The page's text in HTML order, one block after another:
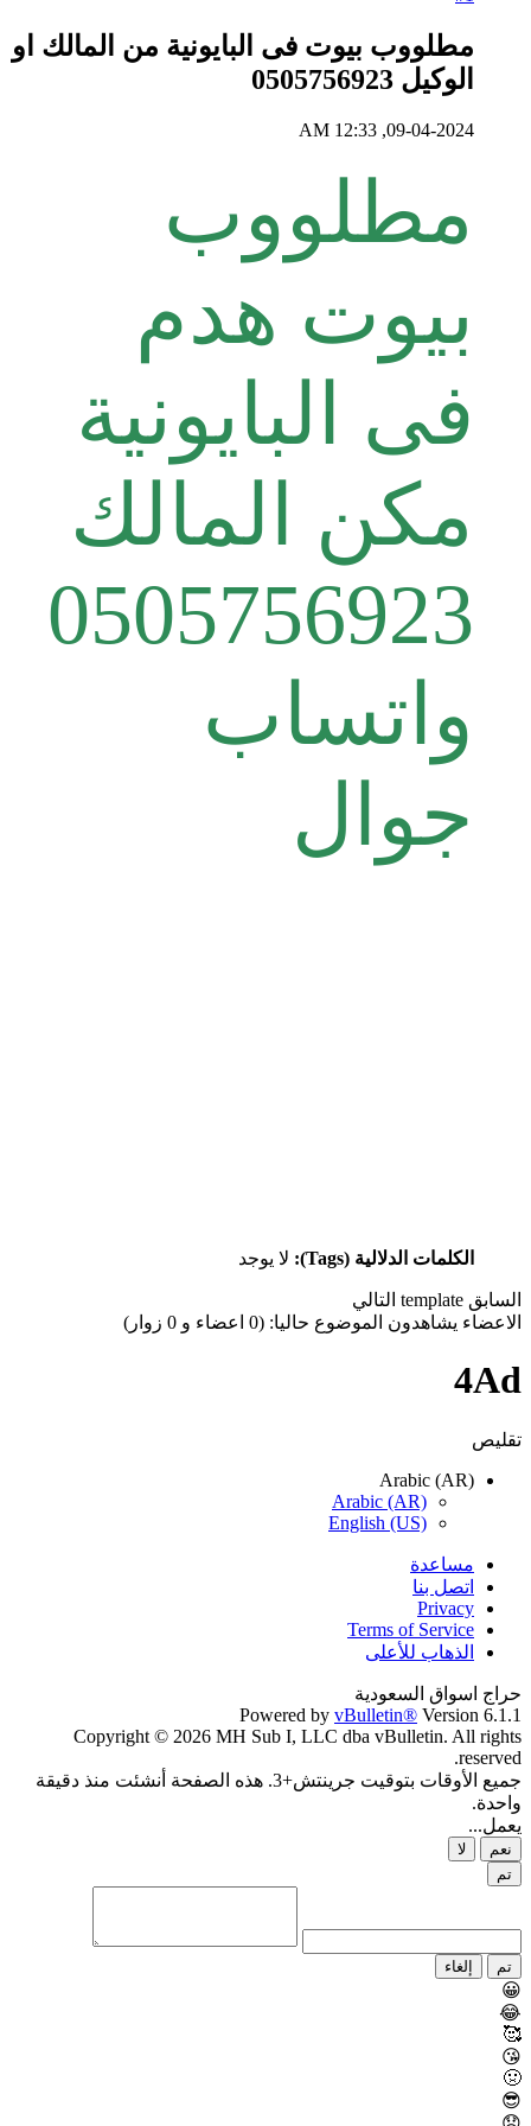
مطلووب بيوت فى البايونية من المالك او
الوكيل 0505756923
09-04-2024, 12:33 AM
مطلووب
بيوت هدم
فى البايونية
مكن المالك
0505756923
واتساب
جوال
الكلمات الدلالية (Tags): لا يوجد
السابق template التالي
الاعضاء يشاهدون الموضوع حاليا: (0 اعضاء و 0 زوار)
4Ad
تقليص
Arabic (AR)
Arabic (AR)
English (US)
مساعدة
اتصل بنا
Privacy
Terms of Service
الذهاب للأعلى
حراج اسواق السعودية
Powered by vBulletin® Version 6.1.1
Copyright © 2026 MH Sub I, LLC dba vBulletin. All rights
reserved.
جميع الأوقات بتوقيت جرينتش+3. هذه الصفحة أنشئت منذ دقيقة
واحدة.
يعمل...
نعم
لا
تم
تم إلغاء
😀
😂
🥰
😘
🤢
😎